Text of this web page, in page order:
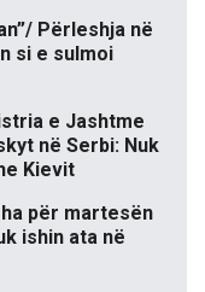
Përleshja në
si e sulmoi
e Jashtme
në Serbi: Nuk
Kievit
për martesën
ishin ata në